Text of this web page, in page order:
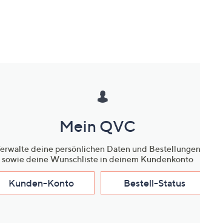
Mein QVC
deine persönlichen Daten und Bestellungen
sowie deine Wunschliste in deinem Kundenkonto
Kunden-Konto Bestell-Status